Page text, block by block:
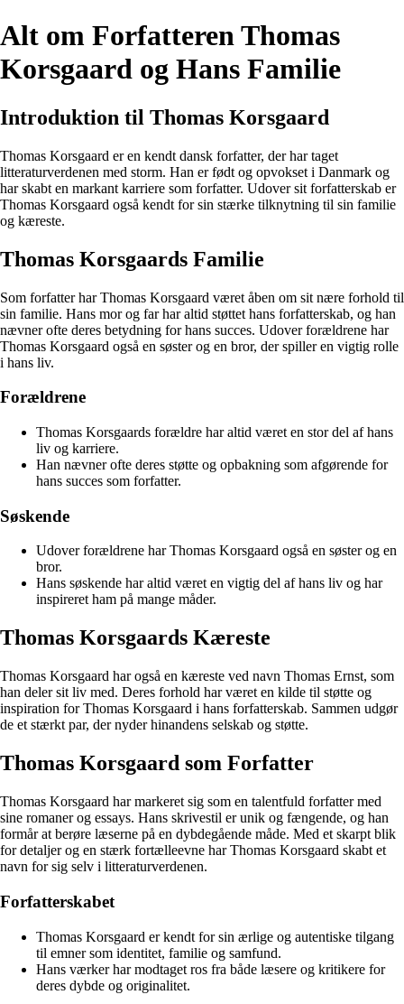
Alt om Forfatteren Thomas
Korsgaard og Hans Familie
Introduktion til Thomas Korsgaard
Thomas Korsgaard er en kendt dansk forfatter, der har taget
litteraturverdenen med storm. Han er født og opvokset i Danmark og
har skabt en markant karriere som forfatter. Udover sit forfatterskab er
Thomas Korsgaard også kendt for sin stærke tilknytning til sin familie
og kæreste.
Thomas Korsgaards Familie
Som forfatter har Thomas Korsgaard været åben om sit nære forhold til
sin familie. Hans mor og far har altid støttet hans forfatterskab, og han
nævner ofte deres betydning for hans succes. Udover forældrene har
Thomas Korsgaard også en søster og en bror, der spiller en vigtig rolle
i hans liv.
Forældrene
Thomas Korsgaards forældre har altid været en stor del af hans
liv og karriere.
Han nævner ofte deres støtte og opbakning som afgørende for
hans succes som forfatter.
Søskende
Udover forældrene har Thomas Korsgaard også en søster og en
bror.
Hans søskende har altid været en vigtig del af hans liv og har
inspireret ham på mange måder.
Thomas Korsgaards Kæreste
Thomas Korsgaard har også en kæreste ved navn Thomas Ernst, som
han deler sit liv med. Deres forhold har været en kilde til støtte og
inspiration for Thomas Korsgaard i hans forfatterskab. Sammen udgør
de et stærkt par, der nyder hinandens selskab og støtte.
Thomas Korsgaard som Forfatter
Thomas Korsgaard har markeret sig som en talentfuld forfatter med
sine romaner og essays. Hans skrivestil er unik og fængende, og han
formår at berøre læserne på en dybdegående måde. Med et skarpt blik
for detaljer og en stærk fortælleevne har Thomas Korsgaard skabt et
navn for sig selv i litteraturverdenen.
Forfatterskabet
Thomas Korsgaard er kendt for sin ærlige og autentiske tilgang
til emner som identitet, familie og samfund.
Hans værker har modtaget ros fra både læsere og kritikere for
deres dybde og originalitet.